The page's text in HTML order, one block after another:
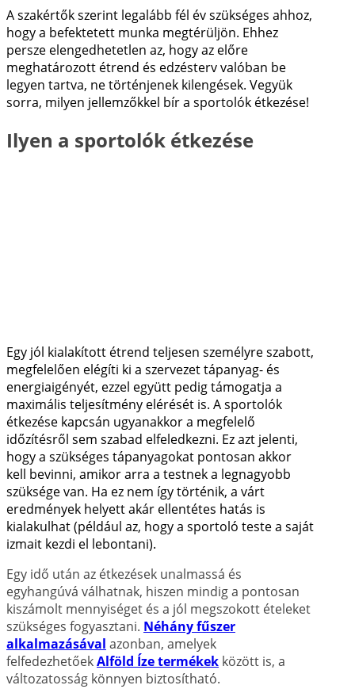
A szakértők szerint legalább fél év szükséges ahhoz,
hogy a befektetett munka megtérüljön. Ehhez
persze elengedhetetlen az, hogy az előre
meghatározott étrend és edzésterv valóban be
legyen tartva, ne történjenek kilengések. Vegyük
sorra, milyen jellemzőkkel bír a sportolók étkezése!
Ilyen a sportolók étkezése
Egy jól kialakított étrend teljesen személyre szabott,
megfelelően elégíti ki a szervezet tápanyag- és
energiaigényét, ezzel együtt pedig támogatja a
maximális teljesítmény elérését is. A sportolók
étkezése kapcsán ugyanakkor a megfelelő
időzítésről sem szabad elfeledkezni. Ez azt jelenti,
hogy a szükséges tápanyagokat pontosan akkor
kell bevinni, amikor arra a testnek a legnagyobb
szüksége van. Ha ez nem így történik, a várt
eredmények helyett akár ellentétes hatás is
kialakulhat (például az, hogy a sportoló teste a saját
izmait kezdi el lebontani).
Egy idő után az étkezések unalmassá és
egyhangúvá válhatnak, hiszen mindig a pontosan
kiszámolt mennyiséget és a jól megszokott ételeket
szükséges fogyasztani. Néhány fűszer
alkalmazásával azonban, amelyek
felfedezhetőekAlföld Íze termékek között is, a
változatosság könnyen biztosítható.